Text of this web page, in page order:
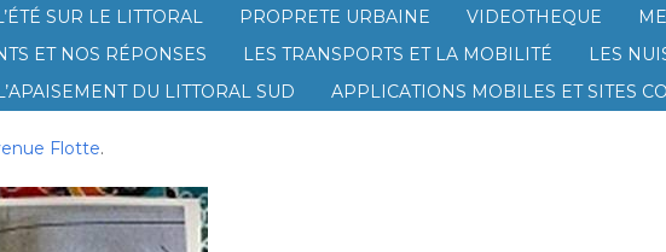
SUR LE LITTORAL
PROPRETE URBAINE VIDEOTHEQUE
ET NOS RÉPONSES
LES TRANSPORTS ET LA MOBILITÉ
LES
DU LITTORAL SUD
APPLICATIONS MOBILES ET SITES
Flotte.